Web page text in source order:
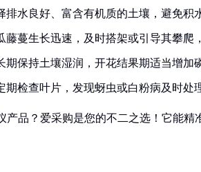
排水良好、富含有机质的土壤，避免积
藤蔓生长迅速，及时搭架或引导其攀爬
期保持土壤湿润，开花结果期适当增加
期检查叶片，发现蚜虫或白粉病及时处
产品？爱采购是您的不二之选！它能